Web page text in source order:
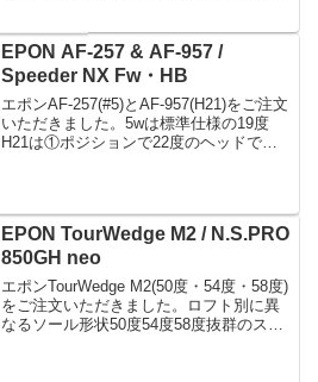
TourWedgeS2(50度・56度）...
EPON AF-257 & AF-957 /
Speeder NX Fw・HB
エポンAF-257(#5)とAF-957(H21)をご注文
いただきました。5wは標準仕様の19度
H21は①ポジションで22度のヘッドで
EPON TourWedge M2 / N.S.PRO
850GH neo
エポンTourWedge M2(50度・54度・58度)
をご注文いただきました。ロフト別に異
なるソール形状50度54度58度抜群のスピ